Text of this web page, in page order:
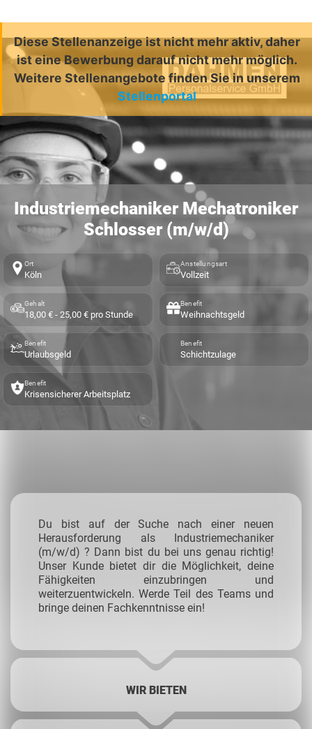
Diese Stellenanzeige ist nicht mehr aktiv, daher
ist eine Bewerbung darauf nicht mehr möglich.
Weitere Stellenangebote finden Sie in unserem
Stellenportal
Industriemechaniker Mechatroniker
Schlosser (m/w/d)
Ort
Köln
Anstellungsart
Vollzeit
Gehalt
18,00 € - 25,00 € pro Stunde
Benefit
Weihnachtsgeld
Benefit
Urlaubsgeld
Benefit
Schichtzulage
Benefit
Krisensicherer Arbeitsplatz
Du bist auf der Suche nach einer neuen
Herausforderung als Industriemechaniker
(m/w/d) ? Dann bist du bei uns genau richtig!
Unser Kunde bietet dir die Möglichkeit, deine
Fähigkeiten einzubringen und
weiterzuentwickeln. Werde Teil des Teams und
bringe deinen Fachkenntnisse ein!
WIR BIETEN